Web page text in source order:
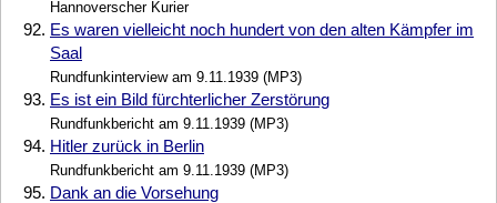
Hannoverscher Kurier
92. Es waren vielleicht noch hundert von den alten Kämpfer im
Saal
Rundfunkinterview am 9.11.1939 (MP3)
93. Es ist ein Bild fürchterlicher Zerstörung
Rundfunkbericht am 9.11.1939 (MP3)
94. Hitler zurück in Berlin
Rundfunkbericht am 9.11.1939 (MP3)
95. Dank an die Vorsehung